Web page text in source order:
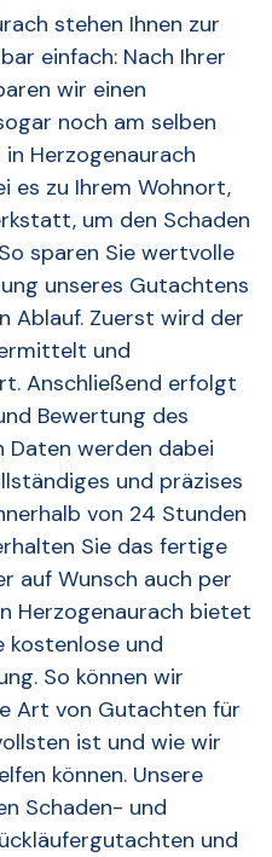
stehen Ihnen zur
einfach: Nach Ihrer
wir einen
noch am selben
Herzogenaurach
es zu Ihrem Wohnort,
um den Schaden
sparen Sie wertvolle
unseres Gutachtens
Zuerst wird der
und
Anschließend erfolgt
Bewertung des
Daten werden dabei
und präzises
von 24 Stunden
Sie das fertige
auf Wunsch auch per
Herzogenaurach bietet
kostenlose und
So können wir
Art von Gutachten für
ist und wie wir
können. Unsere
Schaden- und
und